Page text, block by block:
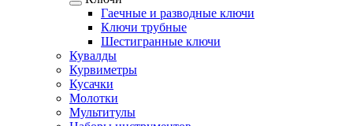
Гаечные и разводные ключи
Ключи трубные
Шестигранные ключи
Кувалды
Курвиметры
Кусачки
Молотки
Мультитулы